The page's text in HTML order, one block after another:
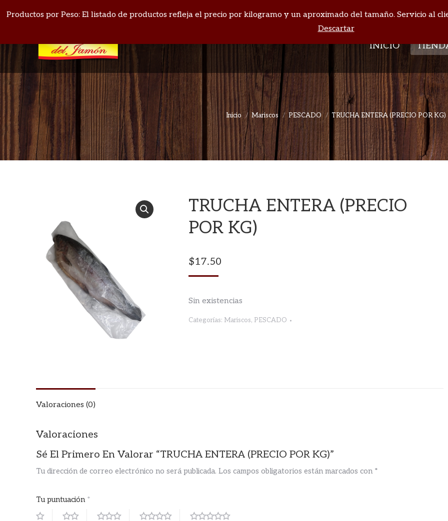
Productos por Peso: El listado de productos refleja el precio por kilogramo y un aproximado del tamaño. Servicio al
Descartar
INICIO
Estás aquí:
Inicio Mariscos PESCADO TRUCHA ENTERA (PRECIO POR KG)
TRUCHA ENTERA (PRECIO
POR KG)
$17.50
Sin existencias
Categorías: Mariscos, PESCADO
Valoraciones (0)
Valoraciones
Sé El Primero En Valorar “TRUCHA ENTERA (PRECIO POR KG)”
Tu dirección de correo electrónico no será publicada. Los campos obligatorios están marcados con *
Tu puntuación *
INICIO